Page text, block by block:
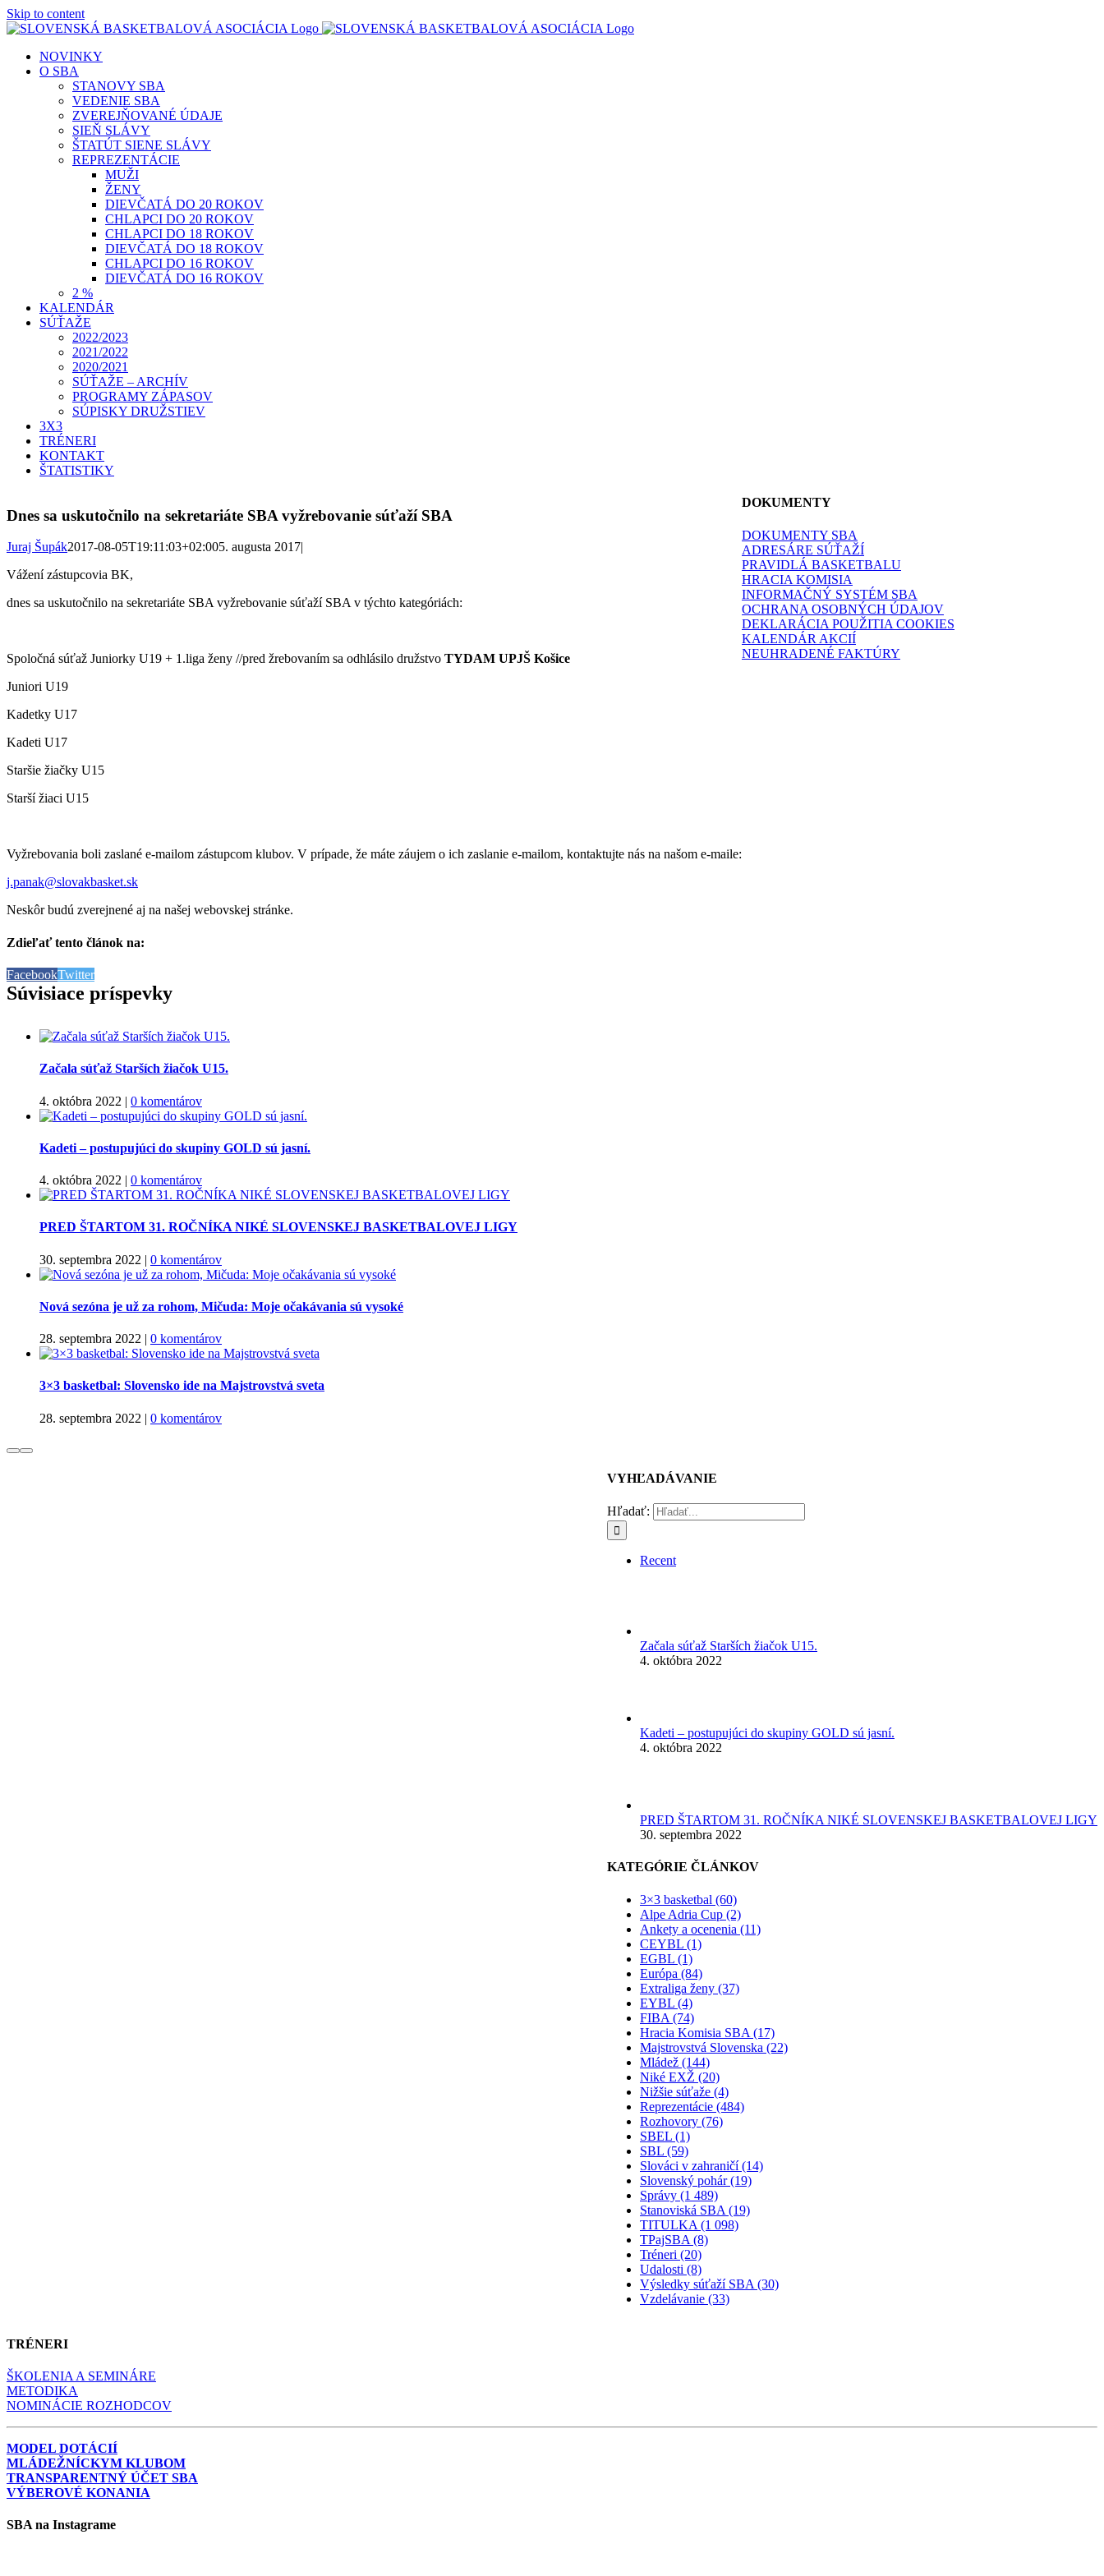
Skip to content
NOVINKY
O SBA
STANOVY SBA
VEDENIE SBA
ZVEREJŇOVANÉ ÚDAJE
SIEŇ SLÁVY
ŠTATÚT SIENE SLÁVY
REPREZENTÁCIE
MUŽI
ŽENY
DIEVČATÁ DO 20 ROKOV
CHLAPCI DO 20 ROKOV
CHLAPCI DO 18 ROKOV
DIEVČATÁ DO 18 ROKOV
CHLAPCI DO 16 ROKOV
DIEVČATÁ DO 16 ROKOV
2 %
KALENDÁR
SÚŤAŽE
2022/2023
2021/2022
2020/2021
SÚŤAŽE – ARCHÍV
PROGRAMY ZÁPASOV
SÚPISKY DRUŽSTIEV
3X3
TRÉNERI
KONTAKT
ŠTATISTIKY
Dnes sa uskutočnilo na sekretariáte SBA vyžrebovanie súťaží SBA
Juraj Šupák2017-08-05T19:11:03+02:005. augusta 2017|
Vážení zástupcovia BK,
dnes sa uskutočnilo na sekretariáte SBA vyžrebovanie súťaží SBA v týchto kategóriách:
Spoločná súťaž Juniorky U19 + 1.liga ženy //pred žrebovaním sa odhlásilo družstvo TYDAM UPJŠ Košice
Juniori U19
Kadetky U17
Kadeti U17
Staršie žiačky U15
Starší žiaci U15
Vyžrebovania boli zaslané e-mailom zástupcom klubov. V prípade, že máte záujem o ich zaslanie e-mailom, kontaktujte nás na našom e-maile:
j.panak@slovakbasket.sk
Neskôr budú zverejnené aj na našej webovskej stránke.
Zdieľať tento článok na:
FacebookTwitter
Súvisiace príspevky
Začala súťaž Starších žiačok U15.
4. októbra 2022 | 0 komentárov
Kadeti – postupujúci do skupiny GOLD sú jasní.
4. októbra 2022 | 0 komentárov
PRED ŠTARTOM 31. ROČNÍKA NIKÉ SLOVENSKEJ BASKETBALOVEJ LIGY
30. septembra 2022 | 0 komentárov
Nová sezóna je už za rohom, Mičuda: Moje očakávania sú vysoké
28. septembra 2022 | 0 komentárov
3×3 basketbal: Slovensko ide na Majstrovstvá sveta
28. septembra 2022 | 0 komentárov
VYHĽADÁVANIE
Hľadať:
Recent
Začala súťaž Starších žiačok U15.
4. októbra 2022
Kadeti – postupujúci do skupiny GOLD sú jasní.
4. októbra 2022
PRED ŠTARTOM 31. ROČNÍKA NIKÉ SLOVENSKEJ BASKETBALOVEJ LIGY
30. septembra 2022
KATEGÓRIE ČLÁNKOV
3×3 basketbal (60)
Alpe Adria Cup (2)
Ankety a ocenenia (11)
CEYBL (1)
EGBL (1)
Európa (84)
Extraliga ženy (37)
EYBL (4)
FIBA (74)
Hracia Komisia SBA (17)
Majstrovstvá Slovenska (22)
Mládež (144)
Niké EXŽ (20)
Nižšie súťaže (4)
Reprezentácie (484)
Rozhovory (76)
SBEL (1)
SBL (59)
Slováci v zahraničí (14)
Slovenský pohár (19)
Správy (1 489)
Stanoviská SBA (19)
TITULKA (1 098)
TPajSBA (8)
Tréneri (20)
Udalosti (8)
Výsledky súťaží SBA (30)
Vzdelávanie (33)
DOKUMENTY
DOKUMENTY SBA
ADRESÁRE SÚŤAŽÍ
PRAVIDLÁ BASKETBALU
HRACIA KOMISIA
INFORMAČNÝ SYSTÉM SBA
OCHRANA OSOBNÝCH ÚDAJOV
DEKLARÁCIA POUŽITIA COOKIES
KALENDÁR AKCIÍ
NEUHRADENÉ FAKTÚRY
TRÉNERI
ŠKOLENIA A SEMINÁRE
METODIKA
NOMINÁCIE ROZHODCOV
MODEL DOTÁCIÍ
MLÁDEŽNÍCKYM KLUBOM
TRANSPARENTNÝ ÚČET SBA
VÝBEROVÉ KONANIA
SBA na Instagrame